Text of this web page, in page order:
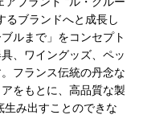
るブランドへと成長し
ルまで」をコンセプト
、ワイングッズ、ペッ
フランス伝統の丹念な
をもとに、高品質な製
み出すことのできな